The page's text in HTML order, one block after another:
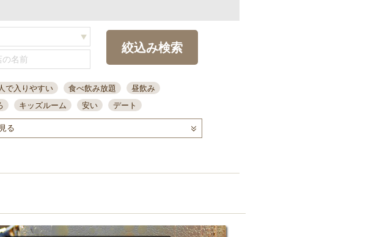
絞込み検索
で入りやすい 食べ飲み放題
昼飲み
キッズルーム 安い
デート
大人数
タ映え 座敷席 記念日 泡盛
喫煙可
観光客に人気 大部屋30名
カウンター
クリスマス 和食
クーポン
る